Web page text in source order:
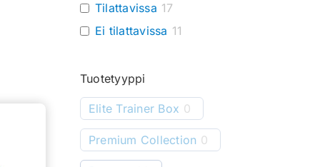
Tilattavissa 17
Ei tilattavissa 11
Tuotetyyppi
Elite Trainer Box 0
Premium Collection 0